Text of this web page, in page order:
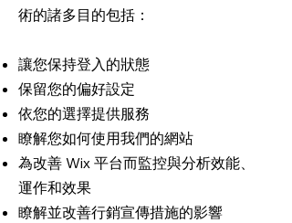
術的諸多目的包括：
讓您保持登入的狀態
保留您的偏好設定
依您的選擇提供服務
瞭解您如何使用我們的網站
為改善 Wix 平台而監控與分析效能、
運作和效果
瞭解並改善行銷宣傳措施的影響